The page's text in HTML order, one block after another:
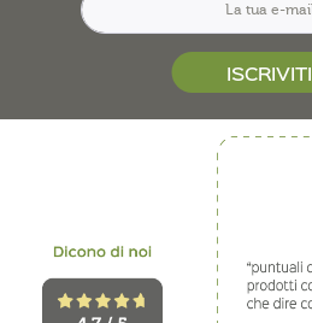
ISCRIVITI